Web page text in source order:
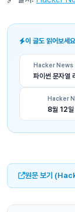
이 글도 읽어보세요
Hacker News
파이썬 문자열
Hacker
8월 12일
원문 보기